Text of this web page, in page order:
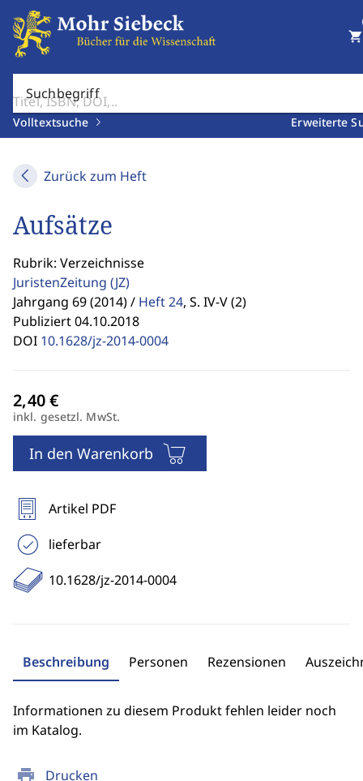
Suchbegriff
Volltextsuche Erweiterte
shopping_cart
Zurück zum Heft
print Drucken
Aufsätze
Rubrik: Verzeichnisse
JuristenZeitung (JZ)
Jahrgang 69 (2014) / Heft 24, S. IV-V (2)
Publiziert 04.10.2018
DOI 10.1628/jz-2014-0004
inkl. gesetzl. MwSt.
In den Warenkorb
Artikel PDF
lieferbar
10.1628/jz-2014-0004
Beschreibung Personen Rezensionen
Informationen zu diesem Produkt fehlen leider noch
im Katalog.